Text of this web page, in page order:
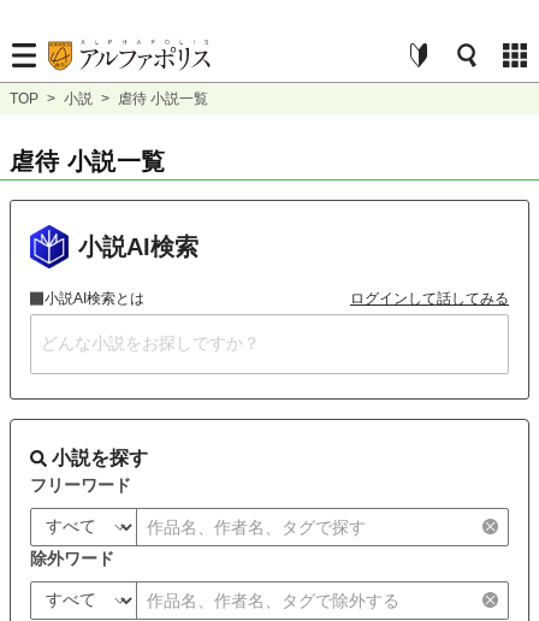
TOP > 小説 > 虐待 小説一覧
虐待 小説一覧
小説AI検索
小説AI検索とは ログインして話してみる
小説を探す
フリーワード
除外ワード